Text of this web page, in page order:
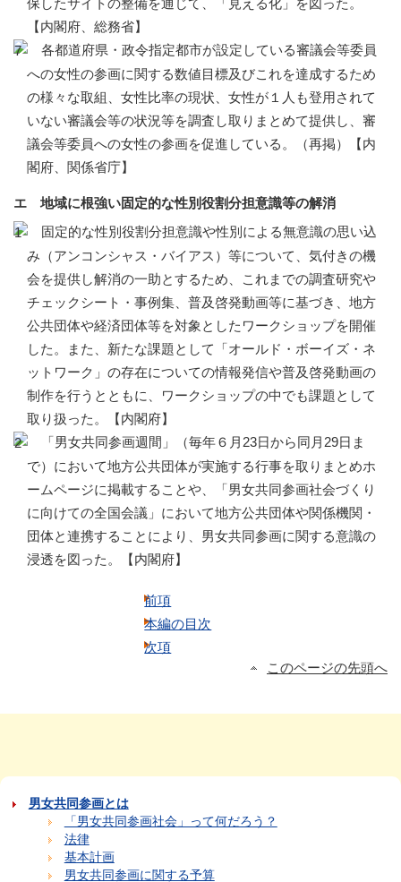
保したサイトの整備を通じて、「見える化」を図った。
【内閣府、総務省】
各都道府県・政令指定都市が設定している審議会等委員
への女性の参画に関する数値目標及びこれを達成するため
の様々な取組、女性比率の現状、女性が１人も登用されて
いない審議会等の状況等を調査し取りまとめて提供し、審
議会等委員への女性の参画を促進している。（再掲）【内
閣府、関係省庁】
エ 地域に根強い固定的な性別役割分担意識等の解消
固定的な性別役割分担意識や性別による無意識の思い込
み（アンコンシャス・バイアス）等について、気付きの機
会を提供し解消の一助とするため、これまでの調査研究や
チェックシート・事例集、普及啓発動画等に基づき、地方
公共団体や経済団体等を対象としたワークショップを開催
した。また、新たな課題として「オールド・ボーイズ・ネ
ットワーク」の存在についての情報発信や普及啓発動画の
制作を行うとともに、ワークショップの中でも課題として
取り扱った。【内閣府】
「男女共同参画週間」（毎年６月23日から同月29日ま
で）において地方公共団体が実施する行事を取りまとめホ
ームページに掲載することや、「男女共同参画社会づくり
に向けての全国会議」において地方公共団体や関係機関・
団体と連携することにより、男女共同参画に関する意識の
浸透を図った。【内閣府】
前項
本編の目次
次項
このページの先頭へ